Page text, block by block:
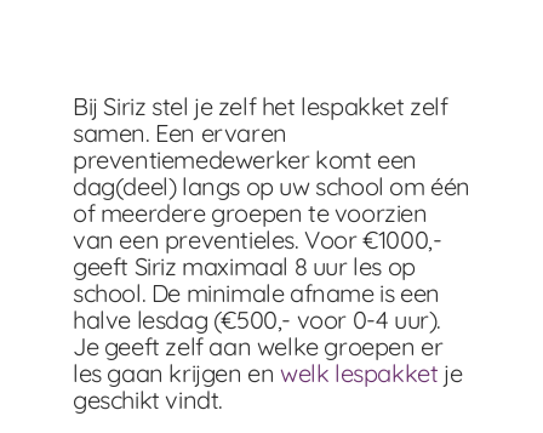
Bij Siriz stel je zelf het lespakket zelf
samen. Een ervaren
preventiemedewerker komt een
dag(deel) langs op uw school om één
of meerdere groepen te voorzien
van een preventieles. Voor €1000,-
geeft Siriz maximaal 8 uur les op
school. De minimale afname is een
halve lesdag (€500,- voor 0-4 uur).
Je geeft zelf aan welke groepen er
les gaan krijgen enwelk lespakket je
geschikt vindt.